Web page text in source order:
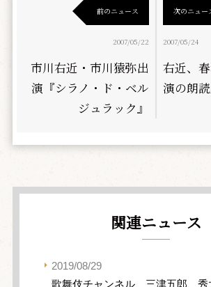
前のニュース
2007/05/22
市川右近・市川猿弥出
演『シラノ・ド・ベル
ジュラック』
次のニュー
2007/05/24
右近、
演の朗
関連ニュース
2019/08/29
歌舞伎チャンネル、三津五郎、秀